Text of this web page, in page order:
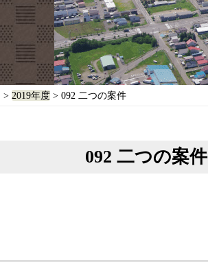
> 2019年度 > 092 二つの案件
092 二つの案件